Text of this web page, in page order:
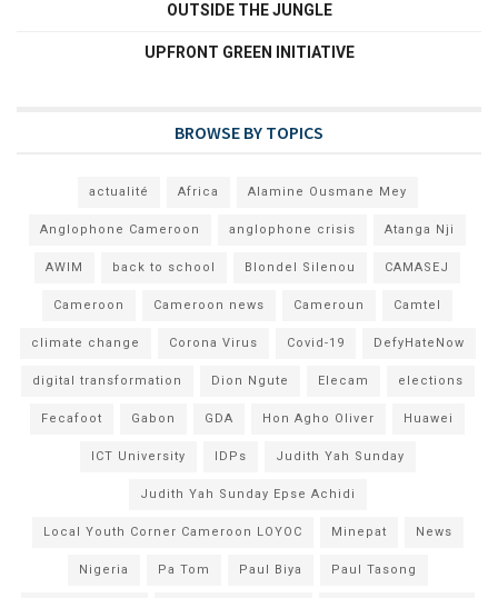
OUTSIDE THE JUNGLE
UPFRONT GREEN INITIATIVE
BROWSE BY TOPICS
actualité Africa Alamine Ousmane Mey
Anglophone Cameroon anglophone crisis Atanga Nji
AWIM back to school Blondel Silenou CAMASEJ
Cameroon Cameroon news Cameroun Camtel
climate change Corona Virus Covid-19 DefyHateNow
digital transformation Dion Ngute Elecam elections
Fecafoot Gabon GDA Hon Agho Oliver Huawei
ICT University IDPs Judith Yah Sunday
Judith Yah Sunday Epse Achidi
Local Youth Corner Cameroon LOYOC Minepat News
Nigeria Pa Tom Paul Biya Paul Tasong